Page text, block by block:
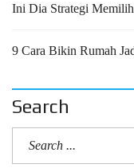
Ini Dia Strategi
9 Cara Bikin Rumah
Search